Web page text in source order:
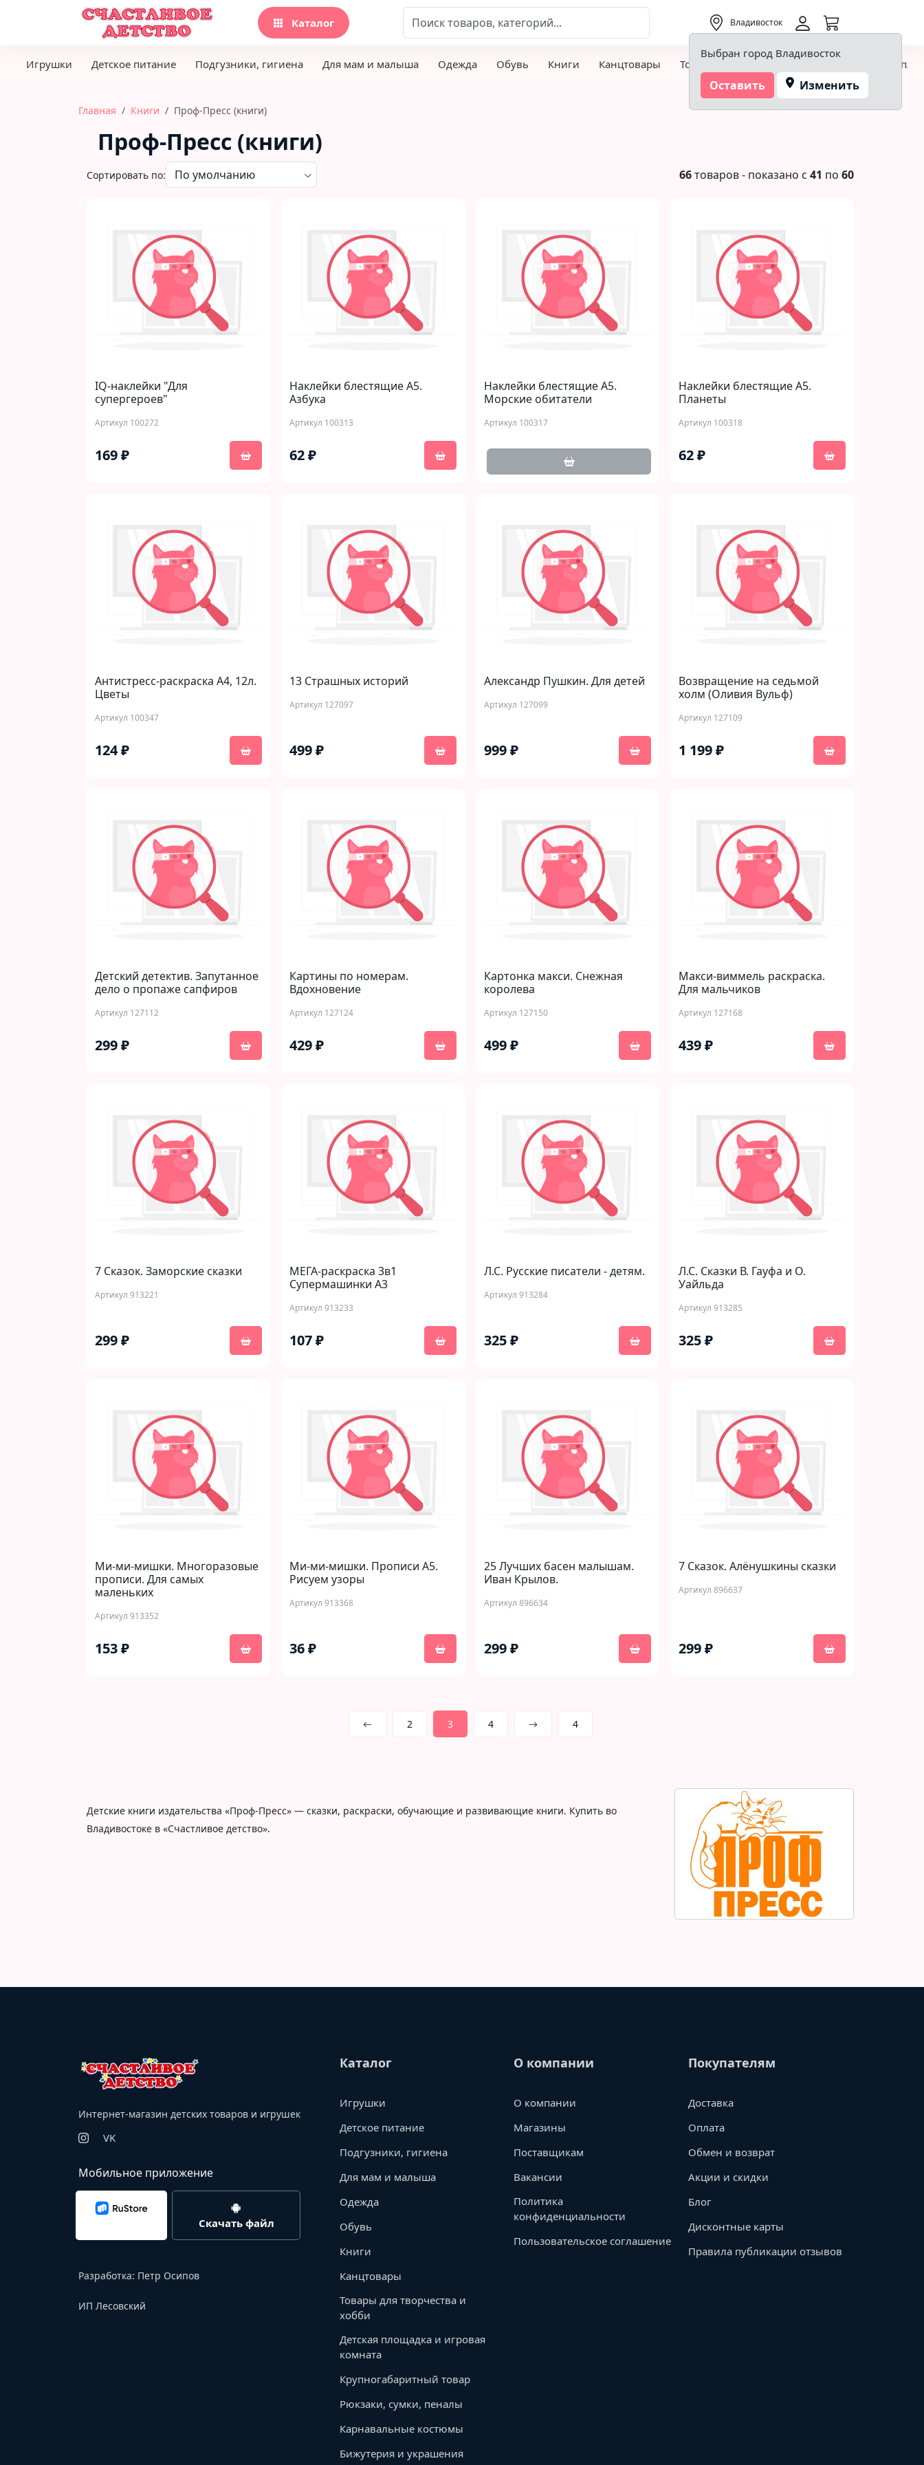
Каталог Владивосток
Выбран город Владивосток
Оставить Изменить
Игрушки Детское питание Подгузники, гигиена Для мам и малыша Одежда Обувь Книги Канцтовары Товары для творчества и хобби Детская
Главная Книги Проф-Пресс (книги)
Проф-Пресс (книги)
Сортировать по: 66товаров - показано с 41 по 60
IQ-наклейки "Для
супергероев"
Артикул 100272
169 ₽
Наклейки блестящие А5.
Азбука
Артикул 100313
62 ₽
Наклейки блестящие А5.
Морские обитатели
Артикул 100317
Наклейки блестящие А5.
Планеты
Артикул 100318
62 ₽
Антистресс-раскраска А4, 12л.
Цветы
Артикул 100347
124 ₽
13 Страшных историй
Артикул 127097
499 ₽
Александр Пушкин. Для детей
Артикул 127099
999 ₽
Возвращение на седьмой
холм (Оливия Вульф)
Артикул 127109
1 199 ₽
Детский детектив. Запутанное
дело о пропаже сапфиров
Артикул 127112
299 ₽
Картины по номерам.
Вдохновение
Артикул 127124
429 ₽
Картонка макси. Снежная
королева
Артикул 127150
499 ₽
Макси-виммель раскраска.
Для мальчиков
Артикул 127168
439 ₽
7 Сказок. Заморские сказки
Артикул 913221
299 ₽
МЕГА-раскраска 3в1
Супермашинки А3
Артикул 913233
107 ₽
Л.С. Русские писатели - детям.
Артикул 913284
325 ₽
Л.С. Сказки В. Гауфа и О.
Уайльда
Артикул 913285
325 ₽
Ми-ми-мишки. Многоразовые
прописи. Для самых
маленьких
Артикул 913352
153 ₽
Ми-ми-мишки. Прописи А5.
Рисуем узоры
Артикул 913368
36 ₽
25 Лучших басен малышам.
Иван Крылов.
Артикул 896634
299 ₽
7 Сказок. Алёнушкины сказки
Артикул 896637
299 ₽
2 3 4 4
Детские книги издательства «Проф-Пресс» — сказки, раскраски, обучающие и развивающие книги. Купить во
Владивостоке в «Счастливое детство».
Интернет-магазин детских товаров и игрушек
VK
Мобильное приложение
Скачать файл
Разработка: Петр Осипов
ИП Лесовский
Каталог
Игрушки
Детское питание
Подгузники, гигиена
Для мам и малыша
Одежда
Обувь
Книги
Канцтовары
Товары для творчества и
хобби
Детская площадка и игровая
комната
Крупногабаритный товар
Рюкзаки, сумки, пеналы
Карнавальные костюмы
Бижутерия и украшения
О компании
О компании
Магазины
Поставщикам
Вакансии
Политика
конфиденциальности
Пользовательское соглашение
Покупателям
Доставка
Оплата
Обмен и возврат
Акции и скидки
Блог
Дисконтные карты
Правила публикации отзывов